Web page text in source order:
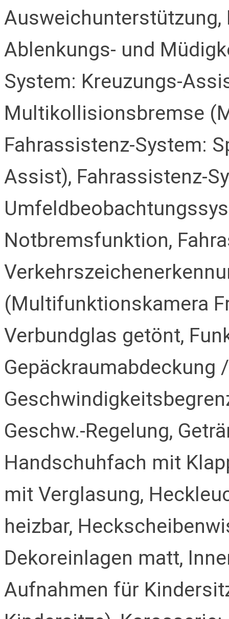
Ausweichunterstützung,
Ablenkungs- und
System: Kreuzungs-
Multikollisionsbremse
Fahrassistenz-System:
Assist), Fahrassistenz-
Notbremsfunktion,
(Multifunktionskamera
Verbundglas getönt,
Gepäckraumabdeckung
Geschw.-Regelung,
Handschuhfach mit
mit Verglasung,
heizbar,
Dekoreinlagen matt,
Aufnahmen für